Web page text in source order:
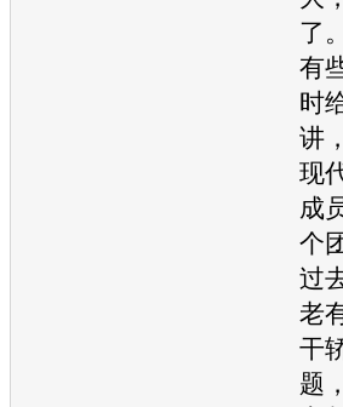
了
有
时
讲
现
成
个
过
老
干
题